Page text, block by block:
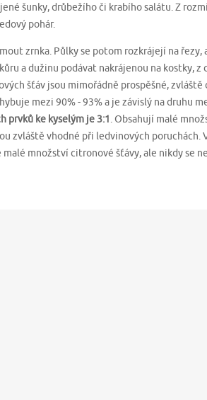
šunky, drůbežího či krabího salátu. Z
pohár.
zrnka. Půlky se potom rozkrájejí na řezy,
a dužinu podávat nakrájenou na kostky, z
šťáv jsou mimořádně prospěšné, zvláště
mezi 90% - 93% a je závislý na druhu
prvků ke kyselým je 3:1 . Obsahují malé
zvláště vhodné při ledvinových poruchách.
množství citronové šťávy, ale nikdy se